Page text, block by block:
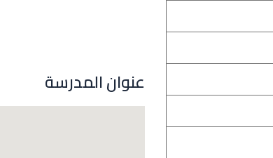
عنوان المدرسة